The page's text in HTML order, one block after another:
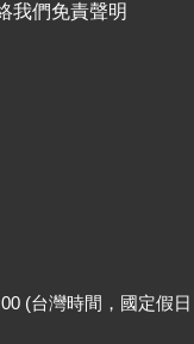
我們免責聲明
(台灣時間，國定假日